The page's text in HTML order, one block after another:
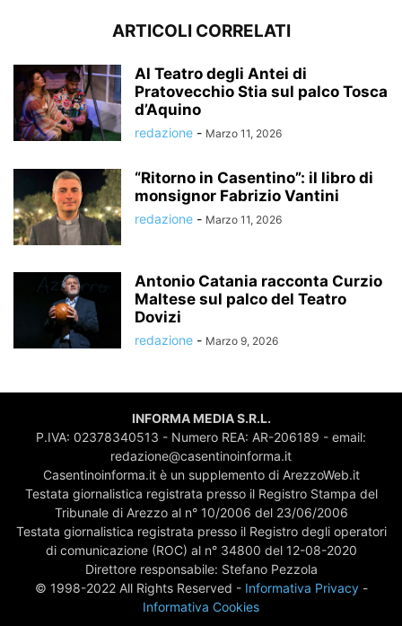
ARTICOLI CORRELATI
Al Teatro degli Antei di
Pratovecchio Stia sul palco Tosca
d’Aquino
redazione - Marzo 11, 2026
“Ritorno in Casentino”: il libro di
monsignor Fabrizio Vantini
redazione - Marzo 11, 2026
Antonio Catania racconta Curzio
Maltese sul palco del Teatro
Dovizi
redazione - Marzo 9, 2026
INFORMA MEDIA S.R.L.
P.IVA: 02378340513 - Numero REA: AR-206189 - email:
redazione@casentinoinforma.it
Casentinoinforma.it è un supplemento di ArezzoWeb.it
Testata giornalistica registrata presso il Registro Stampa del
Tribunale di Arezzo al n° 10/2006 del 23/06/2006
Testata giornalistica registrata presso il Registro degli operatori
di comunicazione (ROC) al n° 34800 del 12-08-2020
Direttore responsabile: Stefano Pezzola
© 1998-2022 All Rights Reserved - Informativa Privacy-
Informativa Cookies